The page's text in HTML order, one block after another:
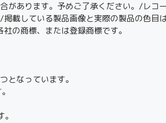
があります。予めご了承ください。/レコ
載している製品画像と実際の製品の色目
の商標、または登録商標です。
となっています。